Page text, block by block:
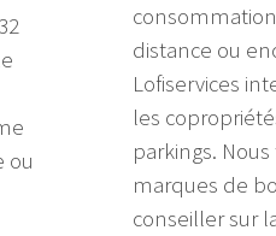
ou
distance ou
Lofiservices
les
parkings.
marques de
conseiller sur